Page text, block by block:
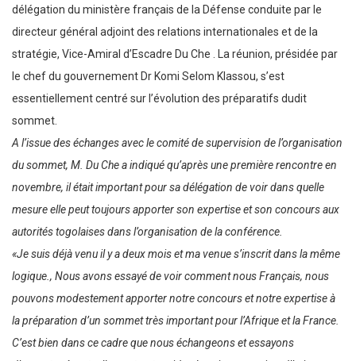
délégation du ministère français de la Défense conduite par le
directeur général adjoint des relations internationales et de la
stratégie, Vice-Amiral d’Escadre Du Che . La réunion, présidée par
le chef du gouvernement Dr Komi Selom Klassou, s’est
essentiellement centré sur l’évolution des préparatifs dudit
sommet.
A l’issue des échanges avec le comité de supervision de l’organisation
du sommet, M. Du Che a indiqué qu’après une première rencontre en
novembre, il était important pour sa délégation de voir dans quelle
mesure elle peut toujours apporter son expertise et son concours aux
autorités togolaises dans l’organisation de la conférence.
«Je suis déjà venu il y a deux mois et ma venue s’inscrit dans la même
logique., Nous avons essayé de voir comment nous Français, nous
pouvons modestement apporter notre concours et notre expertise à
la préparation d’un sommet très important pour l’Afrique et la France.
C’est bien dans ce cadre que nous échangeons et essayons